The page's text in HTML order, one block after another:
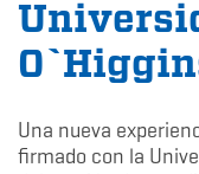
Una nueva
firmado con la